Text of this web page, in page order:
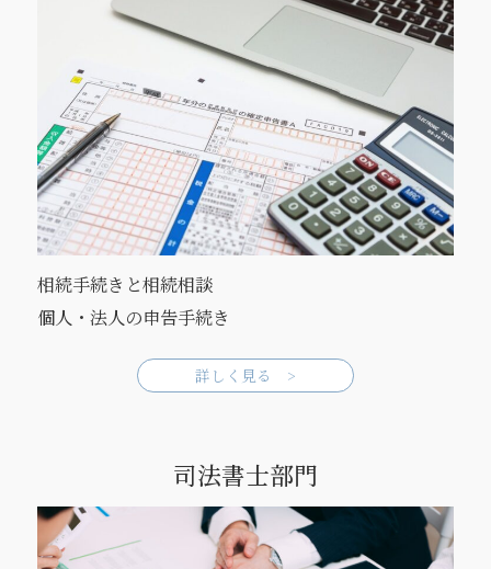
相続手続きと相続相談
個人・法人の申告手続き
詳しく見る >
司法書士部門